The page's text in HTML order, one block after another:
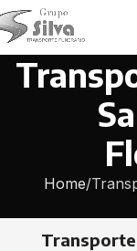
Home